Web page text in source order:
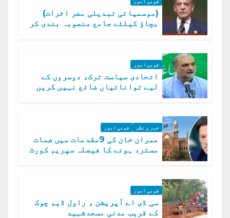
قومی امور
(موسمیاتی تبدیلی مضر اثرات)
بچاؤ کیلئے جامع منصوبہ بندی کر
قومی امور
اتحادی سیاست ترک، دوسروں کے
لیے توانائیاں ضائع نہیں کریں
خبر و نظر قومی امور
عمران خان کی 9مقدمات میں ضمات
مسترد ہونے کا فیصلہ سپریم کورٹ
قومی امور
سی ڈی اے آپریشن ، راول ڈیم چوک
کے قریب مدنی مسجدشہید